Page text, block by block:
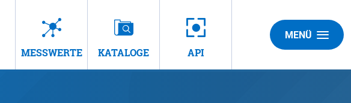
MESSWERTE KATALOGE API
MENÜ